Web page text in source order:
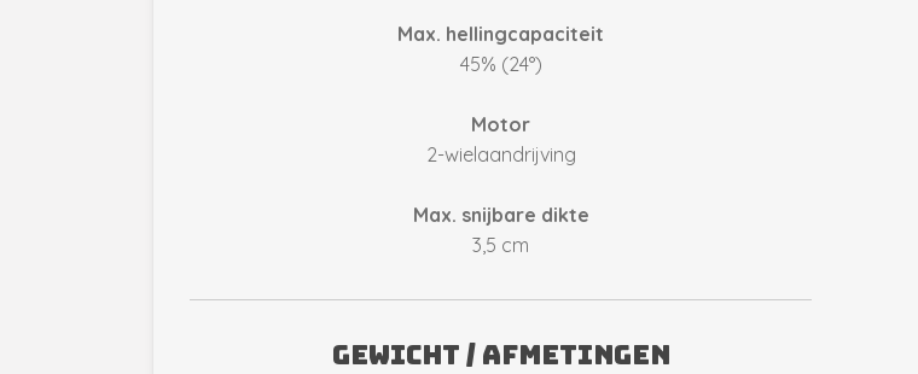
Max. hellingcapaciteit
45% (24°)
Motor
2-wielaandrijving
Max. snijbare dikte
3,5 cm
Gewicht / afmetingen